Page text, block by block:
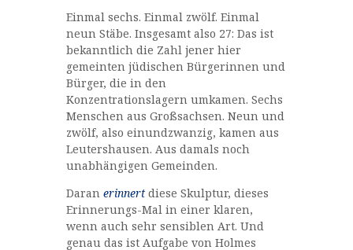
Einmal sechs. Einmal zwölf. Einmal
neun Stäbe. Insgesamt also 27: Das ist
bekanntlich die Zahl jener hier
gemeinten jüdischen Bürgerinnen und
Bürger, die in den
Konzentrationslagern umkamen. Sechs
Menschen aus Großsachsen. Neun und
zwölf, also einundzwanzig, kamen aus
Leutershausen. Aus damals noch
unabhängigen Gemeinden.
Daran erinnert diese Skulptur, dieses
Erinnerungs-Mal in einer klaren,
wenn auch sehr sensiblen Art. Und
genau das ist Aufgabe von Holmes